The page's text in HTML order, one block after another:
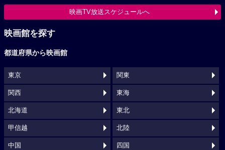
映画TV放送スケジュールへ
映画館を探す
都道府県から映画館
東京 関東
関西 東海
北海道 東北
甲信越 北陸
中国 四国